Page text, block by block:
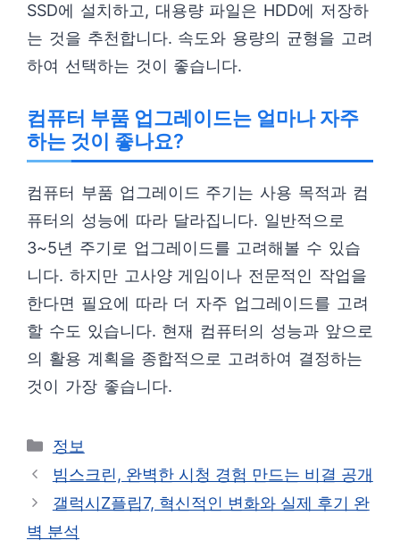
SSD에 설치하고, 대용량 파일은 HDD에 저장하
는 것을 추천합니다. 속도와 용량의 균형을 고려
하여 선택하는 것이 좋습니다.
컴퓨터 부품 업그레이드는 얼마나 자주
하는 것이 좋나요?
컴퓨터 부품 업그레이드 주기는 사용 목적과 컴
퓨터의 성능에 따라 달라집니다. 일반적으로
3~5년 주기로 업그레이드를 고려해볼 수 있습
니다. 하지만 고사양 게임이나 전문적인 작업을
한다면 필요에 따라 더 자주 업그레이드를 고려
할 수도 있습니다. 현재 컴퓨터의 성능과 앞으로
의 활용 계획을 종합적으로 고려하여 결정하는
것이 가장 좋습니다.
카
테
리
정보
빔스크린, 완벽한 시청 경험 만드는 비결 공개
갤럭시Z플립7, 혁신적인 변화와 실제 후기 완
벽 분석